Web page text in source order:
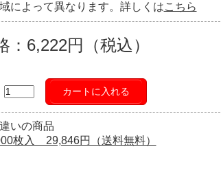
によって異なります。詳しくはこちら
：6,222円（税込）
カートに入れる
いの商品
枚入 29,846円（送料無料）